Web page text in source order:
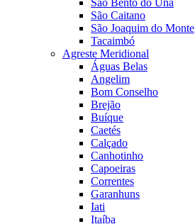
São Bento do Una
São Caitano
São Joaquim do Monte
Tacaimbó
Agreste Meridional
Águas Belas
Angelim
Bom Conselho
Brejão
Buíque
Caetés
Calçado
Canhotinho
Capoeiras
Correntes
Garanhuns
Iati
Itaíba